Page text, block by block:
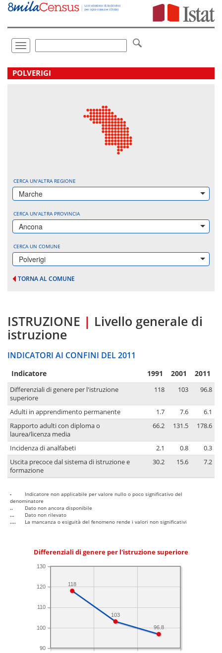
Vai
direttamente
Toggle
navigation
.
POLVERIGI
CERCA UN'ALTRA REGIONE
Marche
CERCA UN'ALTRA PROVINCIA
Ancona
CERCA UN COMUNE
Polverigi
TORNA AL COMUNE
ISTRUZIONE | Livello generale di
istruzione
INDICATORI AI CONFINI DEL 2011
Indicatore 1991 2001 2011
Differenziali di genere per l'istruzione
superiore
118 103 96.8
Adulti in apprendimento permanente 1.7 7.6
6.1
Rapporto adulti con diploma o
laurea/licenza media
66.2 131.5 178.6
Incidenza di analfabeti 2.1 0.8
0.3
Uscita precoce dal sistema di istruzione e
formazione
30.2 15.6 7.2
-
Indicatore non applicabile per valore nullo o poco significativo del
denominatore
..
Dato non ancora disponibile
...
Dato non rilevato
....
La mancanza o esiguità del fenomeno rende i valori non significativi
Differenziali di genere per l'istruzione superiore
90
100
110
120
130
96.8
103
118